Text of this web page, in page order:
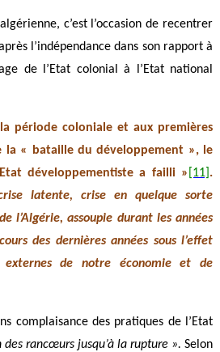
c’est l’occasion de recentrer
l’indépendance dans son rapport à
de l’Etat colonial à l’Etat national
période coloniale et aux premières
la « bataille du développement », le
développementiste a failli » [11] .
latente, crise en quelque sorte
l’Algérie, assoupie durant les années
des dernières années sous l’effet
externes de notre économie et de
complaisance des pratiques de l’Etat
des rancœurs jusqu’à la rupture ». Selon